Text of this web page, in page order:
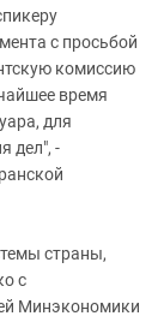
с просьбой
комиссию
время
для
дел", -
страны,
с
Минэкономики